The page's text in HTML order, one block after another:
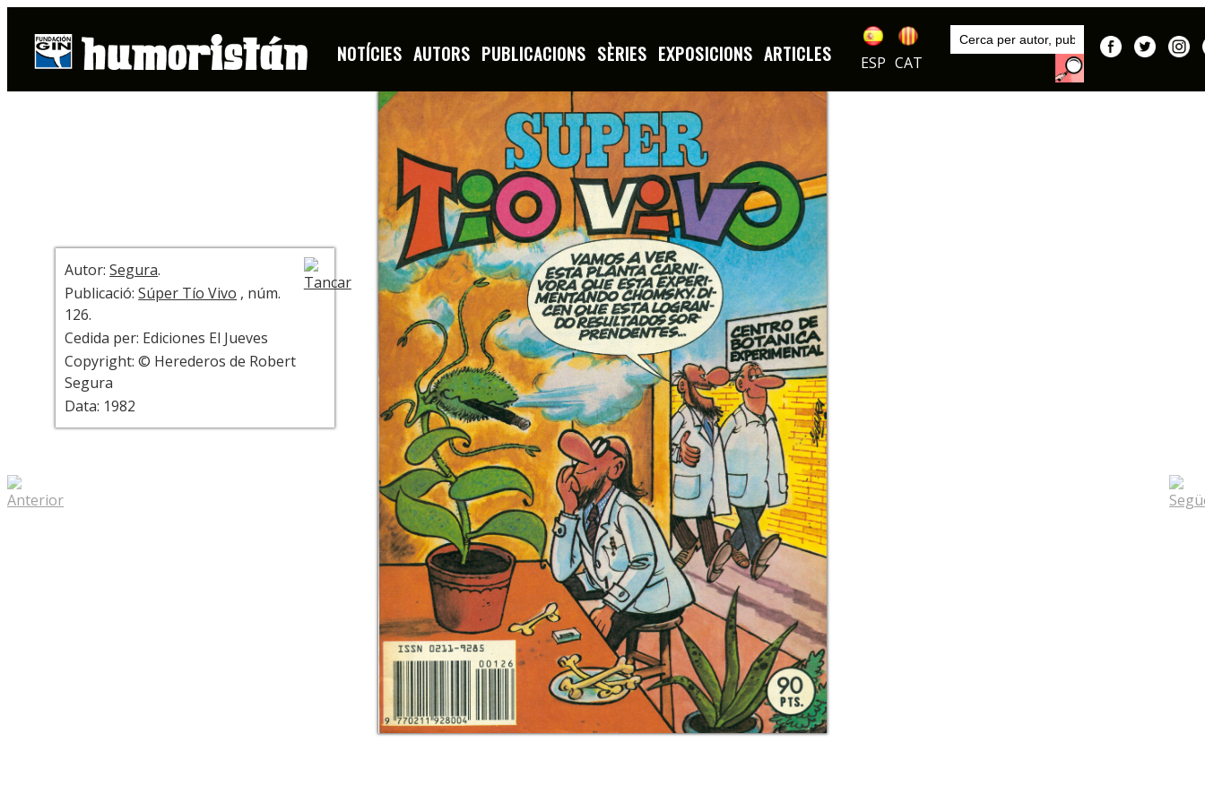
NOTÍCIES AUTORS PUBLICACIONS SÈRIES EXPOSICIONS ARTICLES ESP CAT
Publicacions
Súper Tío Vivo
+ INFO
Autor:Segura.
Publicació:Súper Tío Vivo , núm.
126.
Cedida per: Ediciones El Jueves
Copyright: © Herederos de Robert
Segura
Data: 1982